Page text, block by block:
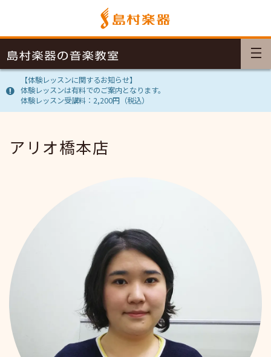
【体験レッスンに関するお知らせ】
体験レッスンは有料でのご案内となります。
体験レッスン受講料：2,200円（税込）
アリオ橋本店